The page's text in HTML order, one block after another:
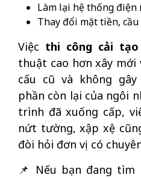
Làm lại hệ thống điện
Thay đổi mặt tiền,
Việc thi công cải tạo
thuật cao hơn xây mới
cấu cũ và không
phần còn lại của ngôi
trình đã xuống cấp,
nứt tường, xập xệ
đòi hỏi đơn vị có
📌 Nếu bạn đang tìm